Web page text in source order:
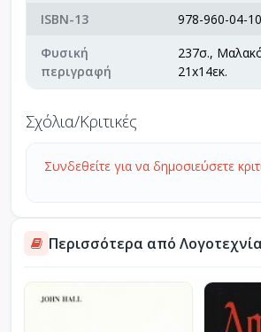
ISBN-13
978-960-04-
Φυσική
περιγραφή
237σ.,
21x14εκ.
Σχόλια/Κριτικές
Συνδεθείτε για να δημοσιεύσετε
Περισσότερα από Λογοτεχνία